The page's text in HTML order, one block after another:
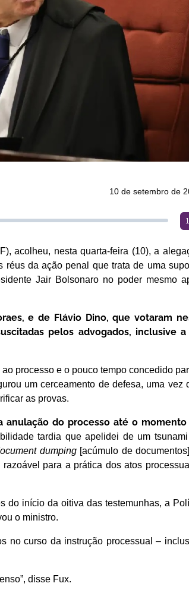
10 de setembro de
acolheu, nesta quarta-feira (10), a
da ação penal que trata de uma
Jair Bolsonaro no poder mesmo
e de Flávio Dino, que votaram
pelos advogados, inclusive
processo e o pouco tempo concedido
um cerceamento de defesa, uma vez
as provas.
anulação do processo até o
tardia que apelidei de um
dumping[acúmulo de
para a prática dos atos
do início da oitiva das testemunhas, a
o ministro.
no curso da instrução processual –
disse Fux.